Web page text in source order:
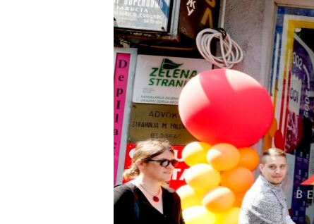
GENOCID U SREBRENICI
POPLAVE I KLIZIŠTA U BIH 2024.